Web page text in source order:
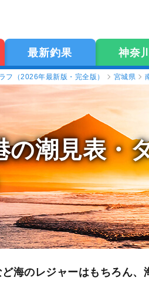
最新釣果 神奈
フ（2026年最新版・完全版） 宮城県
の潮見表・
海のレジャーはもちろん